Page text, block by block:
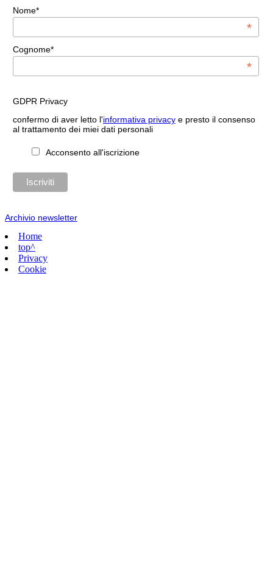
Nome*
*
Cognome*
*
GDPR Privacy
confermo di aver letto l'informativa privacye presto il consenso
al trattamento dei miei dati personali
Acconsento all'iscrizione
Archivio newsletter
Home
top^
Privacy
Cookie